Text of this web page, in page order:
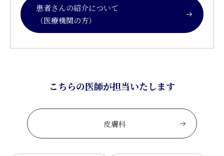
患者さんの紹介について
（医療機関の方）
こちらの医師が担当いたします
皮膚科